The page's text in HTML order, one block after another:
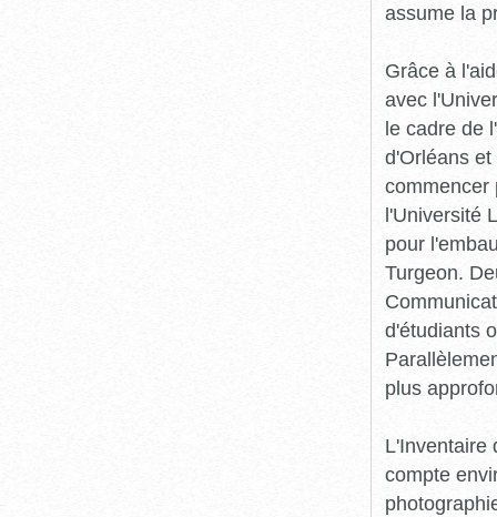
assume la
Grâce à
avec
le cadre de
d'Orléans
commencer
l'Université
pour
Turgeon.
d'étudiants
plus
L'Inventaire
compte